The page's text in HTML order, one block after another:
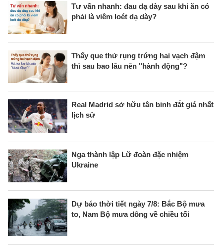
Tư vấn nhanh: đau dạ dày sau khi ăn có
phải là viêm loét dạ dày?
Thấy que thử rụng trứng hai vạch đậm
thì sau bao lâu nên "hành động"?
Real Madrid sở hữu tân binh đắt giá nhất
lịch sử
Nga thành lập Lữ đoàn đặc nhiệm
Ukraine
Dự báo thời tiết ngày 7/8: Bắc Bộ mưa
to, Nam Bộ mưa dông về chiều tối